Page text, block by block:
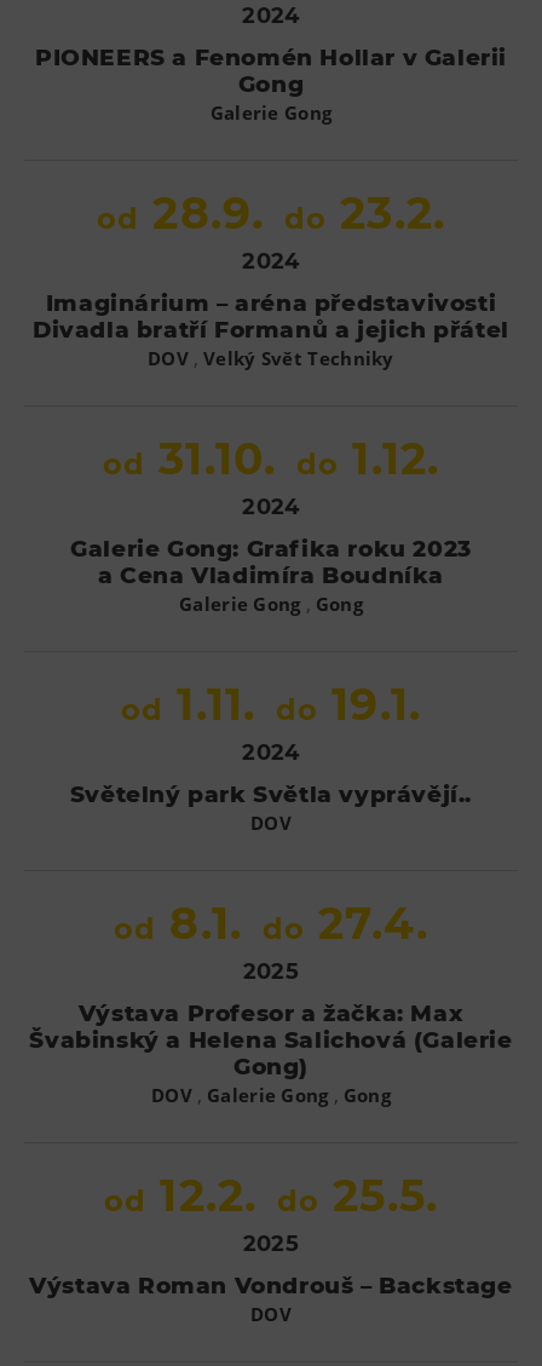
2024
PIONEERS a Fenomén Hollar v Galerii
Gong
Galerie Gong
od 28.9. do 23.2.
2024
Imaginárium – aréna představivosti
Divadla bratří Formanů a jejich přátel
DOV ,Velký Svět Techniky
od 31.10. do 1.12.
2024
Galerie Gong: Grafika roku 2023
a Cena Vladimíra Boudníka
Galerie Gong , Gong
od 1.11. do 19.1.
2024
Světelný park Světla vyprávějí..
DOV
od 8.1. do 27.4.
2025
Výstava Profesor a žačka: Max
Švabinský a Helena Salichová (Galerie
Gong)
DOV , Galerie Gong , Gong
od 12.2. do 25.5.
2025
Výstava Roman Vondrouš – Backstage
DOV